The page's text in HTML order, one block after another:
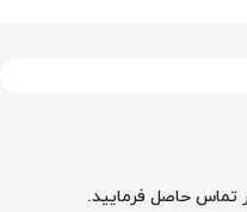
تماس حاصل فرمایید.